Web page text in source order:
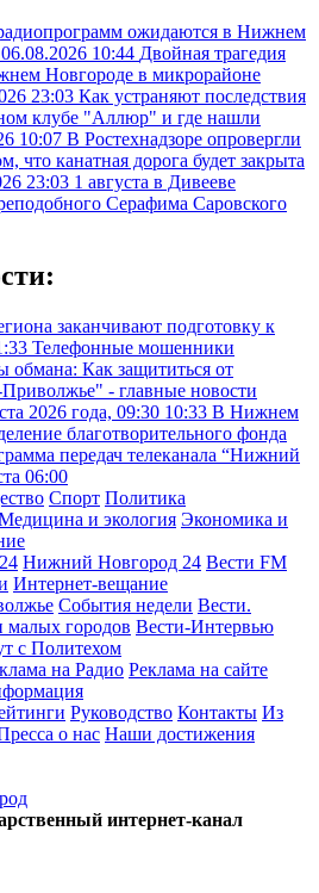
ожидаются в Нижнем
06.08.2026 10:44 Двойная трагедия
Новгороде в микрорайоне
23:03 Как устраняют последствия
клубе "Аллюр" и где нашли
10:07 В Ростехнадзоре опровергли
что канатная дорога будет закрыта
23:03 1 августа в Дивееве
Серафима Саровского
заканчивают подготовку к
Телефонные мошенники
Как защититься от
- главные новости
2026 года, 09:30 10:33 В Нижнем
благотворительного фонда
передач телеканала “Нижний
06:00
Спорт Политика
и экология Экономика и
Нижний Новгород 24 Вести FM
Интернет-вещание
События недели Вести.
малых городов Вести-Интервью
с Политехом
на Радио Реклама на сайте
Руководство Контакты Из
о нас Наши достижения
интернет-канал